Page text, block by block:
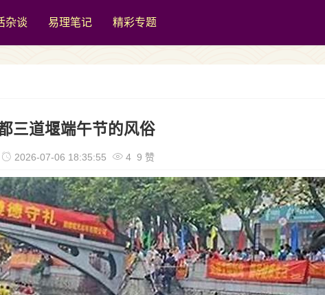
杂谈 易理笔记 精彩专题
三道堰端午节的风俗
2026-07-06 18:35:55 4 9 赞